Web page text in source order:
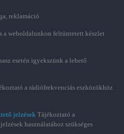
reklamáció
a weboldalunkon feltüntetett készlet
esetén igyekszünk a lehető
a rádiófrekvenciás eszközökhöz
jelzések Tájékoztató a
használatához szükséges